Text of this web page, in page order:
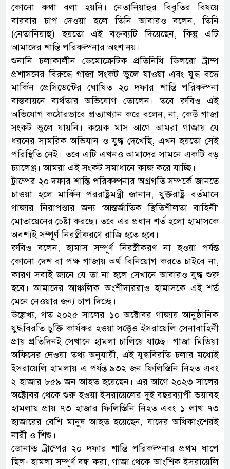
কোনো কথা বলা হয়নি। নেতানিয়াহুর বিবৃতির বিষয়ে
বারবার চাপ দেওয়া হলে তিনি আবারও বলেন, তিনি
(নেতানিয়াহু) হয়তো এই বক্তব্যটি দিয়েছেন, কিন্তু এটি
আমাদের শান্তি পরিকল্পনার অংশ নয়।
শুনানি চলাকালীন ডেমোক্রেটিক প্রতিনিধি ডিলরো ট্রাম্প
প্রশাসনের বিরুদ্ধে গাজা সংকট ভুলে যাওয়া এবং যুদ্ধ বন্ধে
মার্কিন প্রেসিডেন্টের ঘোষিত ২০ দফার শান্তি পরিকল্পনা
বাস্তবায়নে ব্যর্থতার অভিযোগ তোলেন। তবে রুবিও এই
অভিযোগ কঠোরভাবে প্রত্যাখ্যান করে বলেন, না, কেউ গাজা
সংকট ভুলে যায়নি। কয়েক মাস আগে আমরা গাজায় যে
ধরনের সামরিক অভিযান ও যুদ্ধ দেখেছি, এখন হয়তো সেই
পরিস্থিতি নেই। তবে এটি এখনও আমাদের সামনে একটি বড়
চ্যালেঞ্জ। আমরা এই সংকট সমাধানে কাজ করে যাচ্ছি।
ট্রাম্পের ২০ দফার শান্তি পরিকল্পনার অগ্রগতি সম্পর্কে জানতে
চাওয়া হলে মার্কিন পররাষ্ট্রমন্ত্রী জানান, যুক্তরাষ্ট্র বর্তমানে
গাজার নিরাপত্তার জন্য ‘আন্তর্জাতিক স্থিতিশীলতা বাহিনী’
মোতায়েনের চেষ্টা করছে। তবে এর প্রধান শর্ত হলো হামাসকে
অবশ্যই সম্পূর্ণ নিরস্ত্রীকরণে রাজি হতে হবে।
রুবিও বলেন, হামাস সম্পূর্ণ নিরস্ত্রীকরণ না হওয়া পর্যন্ত
কোনো দেশ বা পক্ষ গাজায় অর্থ বিনিয়োগ করতে চাইবে না,
কারণ সবাই জানে যে তা না হলে সেখানে আবারও যুদ্ধ শুরু
হবে। আমাদের আঞ্চলিক অংশীদাররাও হামাসকে এই শর্ত
মেনে নেওয়ার জন্য চাপ দিচ্ছে।
উল্লেখ্য, গত ২০২৫ সালের ১০ অক্টোবর গাজায় আনুষ্ঠানিক
যুদ্ধবিরতি চুক্তি কার্যকর হওয়া সত্ত্বেও ইসরায়েলি সেনাবাহিনী
প্রায় প্রতিদিনই সেখানে হামলা চালিয়ে যাচ্ছে। গাজা মিডিয়া
অফিসের দেওয়া তথ্য অনুযায়ী, এই যুদ্ধবিরতি চলার মধ্যেই
ইসরায়েলি হামলায় এ পর্যন্ত ৯৩২ জন ফিলিস্তিনি নিহত এবং
২ হাজার ৮৫৯ জন আহত হয়েছেন। এর আগে ২০২৩ সালের
অক্টোবর থেকে শুরু হওয়া ইসরায়েলের দুই বছরব্যাপী ভয়াবহ
হামলায় প্রায় ৭৩ হাজার ফিলিস্তিনি নিহত এবং ১ লাখ ৭৩
হাজারের বেশি মানুষ আহত হয়েছেন, যাদের অধিকাংশেরই
নারী ও শিশু।
ডোনাল্ড ট্রাম্পের ২০ দফার শান্তি পরিকল্পনার প্রথম ধাপে
ছিল- হামলা সম্পূর্ণ বন্ধ করা, গাজা থেকে আংশিক ইসরায়েলি